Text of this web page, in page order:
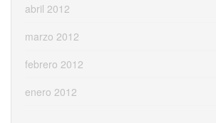
abril 2012
marzo 2012
febrero 2012
enero 2012